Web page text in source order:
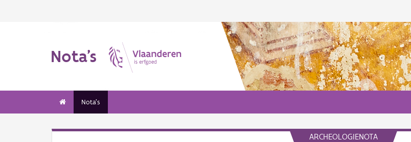
Nota's
Nota's
ARCHEOLOGIENOTA